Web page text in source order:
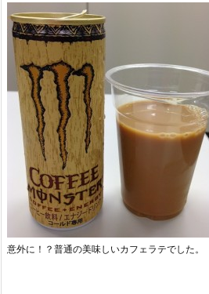
意外に！？普通の美味しいカフェラテでした。